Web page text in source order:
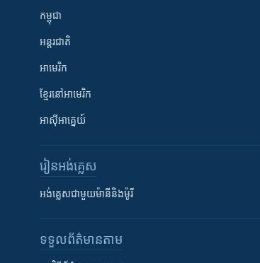
កម្ពុជា
អន្តរជាតិ
អាមេរិក
ខ្មែរ​នៅអាមេរិក
អាស៊ីអាគ្នេយ៍
រៀន​​អង់គ្លេស
អង់គ្លេស​ជាមួយ​ម៉ានី​និង​ម៉ូរី
ទទួល​ព័ត៌មាន​តាម